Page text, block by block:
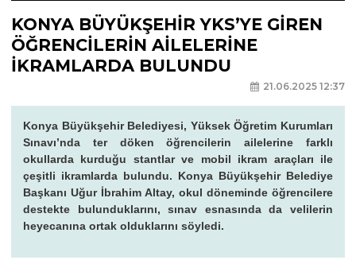
KONYA BÜYÜKŞEHİR YKS’YE GİREN
ÖĞRENCİLERİN AİLELERİNE
İKRAMLARDA BULUNDU
21.06.2025 12:37
Konya Büyükşehir Belediyesi, Yüksek Öğretim Kurumları
Sınavı’nda ter döken öğrencilerin ailelerine farklı
okullarda kurduğu stantlar ve mobil ikram araçları ile
çeşitli ikramlarda bulundu. Konya Büyükşehir Belediye
Başkanı Uğur İbrahim Altay, okul döneminde öğrencilere
destekte bulunduklarını, sınav esnasında da velilerin
heyecanına ortak olduklarını söyledi.